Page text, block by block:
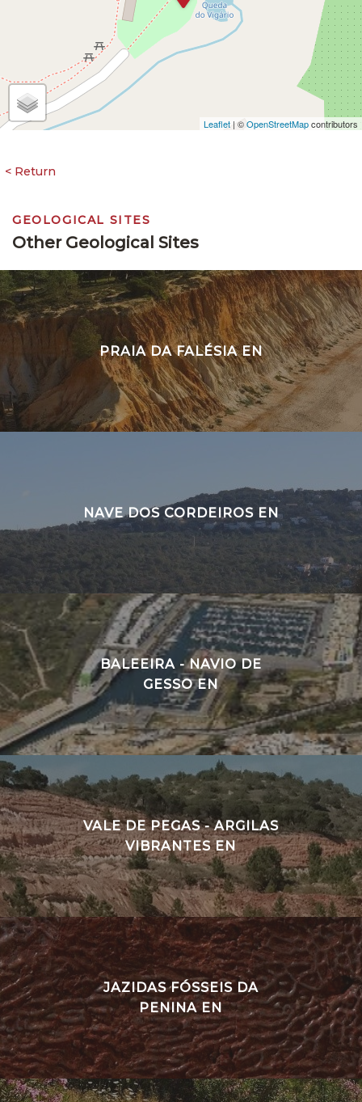
Leaflet | ©OpenStreetMapcontributors
GEOLOGICAL SITES
Other Geological Sites
PRAIA DA FALÉSIA EN
NAVE DOS CORDEIROS EN
BALEEIRA - NAVIO DE
GESSO EN
VALE DE PEGAS - ARGILAS
VIBRANTES EN
JAZIDAS FÓSSEIS DA
PENINA EN